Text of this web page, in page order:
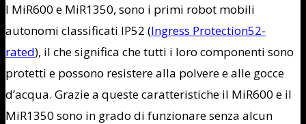
I MiR600 e MiR1350, sono i primi robot mobili
autonomi classificati IP52 (Ingress Protection52-
rated), il che significa che tutti i loro componenti sono
protetti e possono resistere alla polvere e alle gocce
d’acqua. Grazie a queste caratteristiche il MiR600 e il
MiR1350 sono in grado di funzionare senza alcun